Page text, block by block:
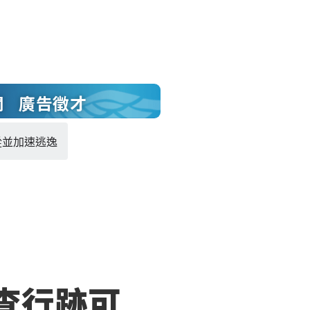
廣告徵才
加速逃逸